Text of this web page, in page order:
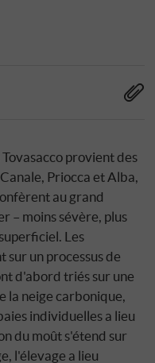
provient des
Priocca et Alba,
au grand
– moins sévère, plus
Les
sur un processus de
d'abord triés sur une
la neige carbonique,
individuelles a lieu
du moût s'étend sur
l'élevage a lieu